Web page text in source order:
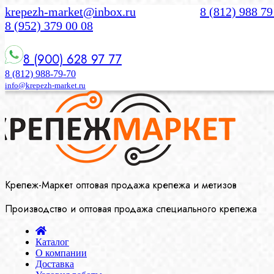
krepezh-market@inbox.ru
8 (812) 988
8 (952) 379 00 08
8 (900) 628 97 77
8 (812) 988-79-70
info@krepezh-market.ru
Крепеж-Маркет оптовая продажа крепежа и метизов
Производство и оптовая продажа специального крепежа
Каталог
О компании
Доставка